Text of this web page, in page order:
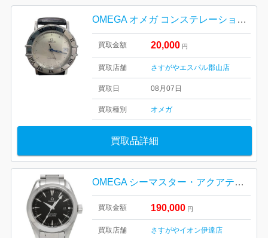
OMEGA オメガ コンステレーション デイト クォーツ
買取金額 20,000 円
買取店舗 さすがやエスパル郡山店
買取日 08月07日
買取種別 オメガ
買取品詳細
OMEGA シーマスター・アクアテラ・2517.50
買取金額 190,000 円
買取店舗 さすがやイオン伊達店